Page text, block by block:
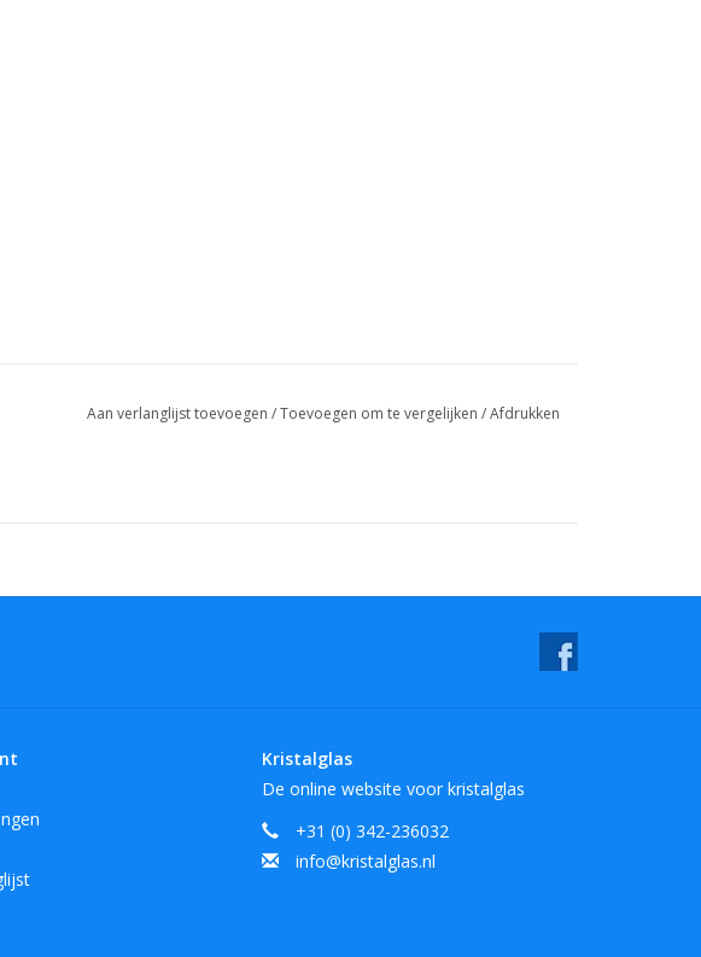
Aan verlanglijst toevoegen /Toevoegen om te vergelijken /Afdrukken
Kristalglas
De online website voor kristalglas
+31 (0) 342-236032
info@kristalglas.nl